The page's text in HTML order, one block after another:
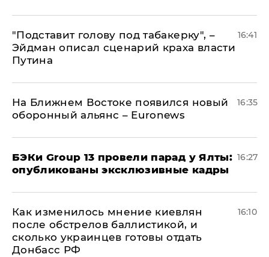
​"Подставит голову под табакерку", –
Эйдман описал сценарий краха власти
Путина
16:41
На Ближнем Востоке появился новый
оборонный альянс – Euronews
16:35
​БЭКи Group 13 провели парад у Ялты:
опубликованы эксклюзивные кадры
16:27
Как изменилось мнение киевлян
после обстрелов баллистикой, и
сколько украинцев готовы отдать
Донбасс РФ
16:10